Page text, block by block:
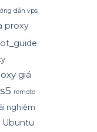
dẫn vps
proxy
giá
remote
nghiệm
Ubuntu